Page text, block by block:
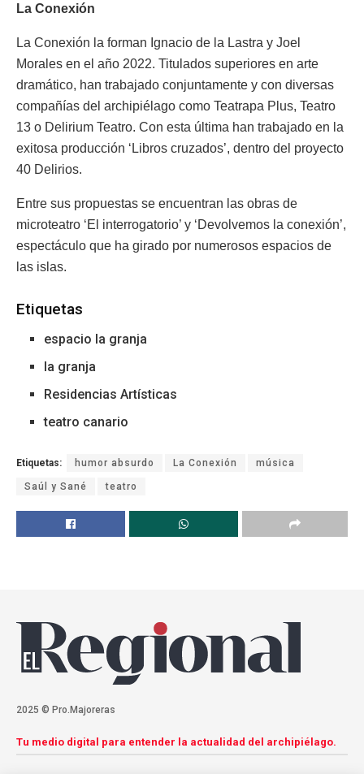
La Conexión
La Conexión la forman Ignacio de la Lastra y Joel
Morales en el año 2022. Titulados superiores en arte
dramático, han trabajado conjuntamente y con diversas
compañías del archipiélago como Teatrapa Plus, Teatro
13 o Delirium Teatro. Con esta última han trabajado en la
exitosa producción ‘Libros cruzados’, dentro del proyecto
40 Delirios.
Entre sus propuestas se encuentran las obras de
microteatro ‘El interrogatorio’ y ‘Devolvemos la conexión’,
espectáculo que ha girado por numerosos espacios de
las islas.
Etiquetas
espacio la granja
la granja
Residencias Artísticas
teatro canario
Etiquetas: humor absurdo La Conexión música
Saúl y Sané teatro
2025 © Pro.Majoreras
Tu medio digital para entender la actualidad del archipiélago.